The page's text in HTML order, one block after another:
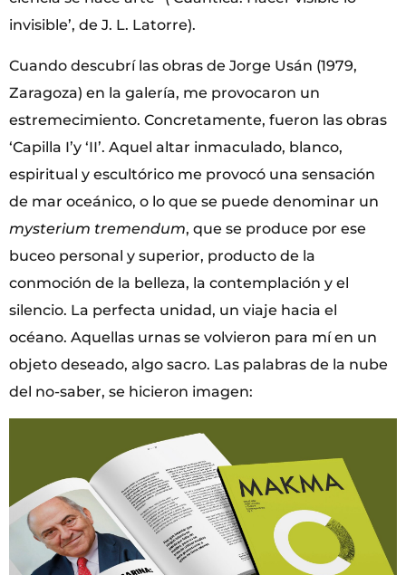
invisible’, de J. L. Latorre).
Cuando descubrí las obras de Jorge Usán (1979,
Zaragoza) en la galería, me provocaron un
estremecimiento. Concretamente, fueron las obras
‘Capilla I’y ‘II’. Aquel altar inmaculado, blanco,
espiritual y escultórico me provocó una sensación
de mar oceánico, o lo que se puede denominar un
mysterium tremendum, que se produce por ese
buceo personal y superior, producto de la
conmoción de la belleza, la contemplación y el
silencio. La perfecta unidad, un viaje hacia el
océano. Aquellas urnas se volvieron para mí en un
objeto deseado, algo sacro. Las palabras de la nube
del no-saber, se hicieron imagen: